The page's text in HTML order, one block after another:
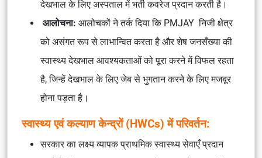
देखभाल के लिए अस्पताल में भर्ती कवरेज प्रदान करती है।
आलोचना: आलोचकों ने तर्क दिया कि PMJAY निजी क्षेत्र
को असंगत रूप से लाभान्वित करता है और शेष जनसँख्या की
स्वास्थ्य देखभाल आवश्यकताओं को पूरा करने में विफल रहता
है, जिन्हें देखभाल के लिए जेब से भुगतान करने के लिए मजबूर
होना पड़ता है।
स्वास्थ्य एवं कल्याण केन्द्रों (HWCs) में परिवर्तन:
सरकार का लक्ष्य व्यापक प्राथमिक स्वास्थ्य सेवाएँ प्रदान